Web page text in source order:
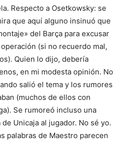
Respecto a Osetkowsky: se
que aquí alguno insinuó que
del Barça para excusar
(si no recuerdo mal,
Quien lo dijo, debería
en mi modesta opinión. No
salió el tema y los rumores
(muchos de ellos con
Se rumoreó incluso una
Unicaja al jugador. No sé yo.
palabras de Maestro parecen